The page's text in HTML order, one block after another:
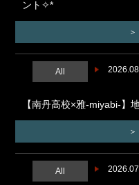
ント✧*
All
【南丹高校×雅-miyabi-】
All